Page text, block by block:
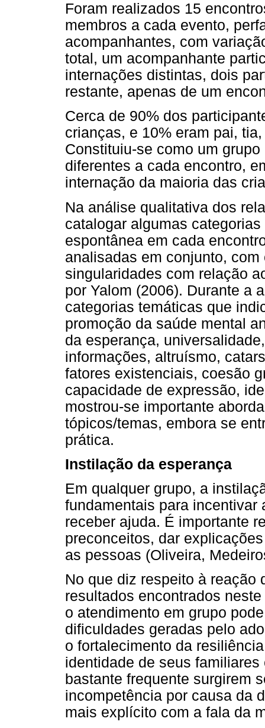
Foram realizados 15
membros a cada evento,
acompanhantes, com
total, um acompanhante
internações distintas, dois
restante, apenas de um
Cerca de 90% dos
crianças, e 10% eram pai,
Constituiu-se como um
diferentes a cada encontro,
internação da maioria das
Na análise qualitativa dos
catalogar algumas
espontânea em cada
analisadas em conjunto,
singularidades com relação
por Yalom (2006). Durante a
categorias temáticas que
promoção da saúde mental
da esperança,
informações, altruísmo,
fatores existenciais, coesão
capacidade de expressão,
mostrou-se importante
tópicos/temas, embora se
prática.
Instilação da esperança
Em qualquer grupo, a
fundamentais para incentivar
receber ajuda. É importante
preconceitos, dar
as pessoas (Oliveira,
No que diz respeito à reação
resultados encontrados
o atendimento em grupo
dificuldades geradas pelo
o fortalecimento da
identidade de seus
bastante frequente surgirem
incompetência por causa da
mais explícito com a fala da